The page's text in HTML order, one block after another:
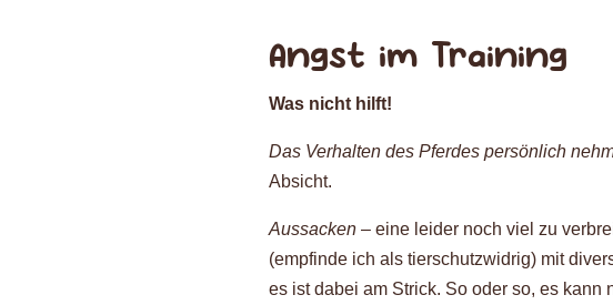
Angst im Training
Was nicht hilft!
Das Verhalten des Pferdes persönlich
Absicht.
Aussacken – eine leider noch viel zu
(empfinde ich als tierschutzwidrig) mit
es ist dabei am Strick. So oder so, es kann